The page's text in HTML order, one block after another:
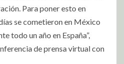
Para poner esto en
se cometieron en México
todo un año en España”,
de prensa virtual con